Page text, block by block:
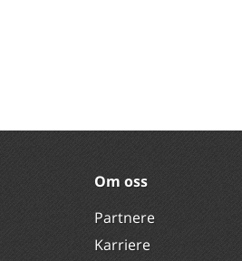
Om oss
Partnere
Karriere